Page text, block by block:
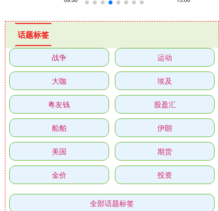
话题标签
战争 运动
大咖 埃及
粤友钱 股盈汇
船舶 伊朗
美国 期货
金价 投资
全部话题标签